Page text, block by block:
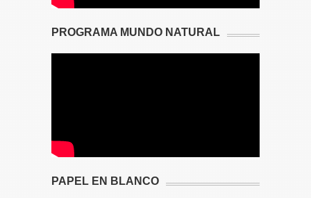
PROGRAMA MUNDO NATURAL
PAPEL EN BLANCO